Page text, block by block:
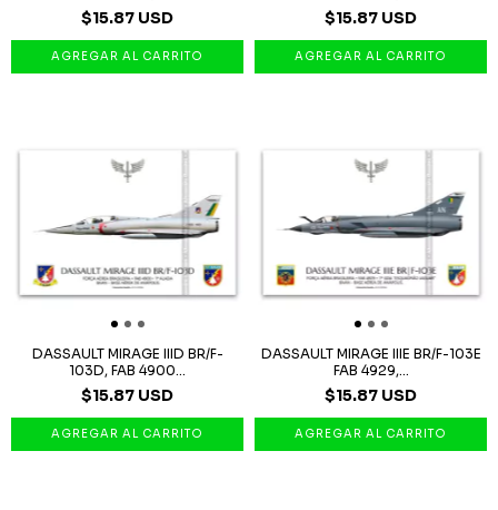
$15.87 USD $15.87 USD
DASSAULT MIRAGE IIID BR/F-
103D, FAB 4900...
$15.87 USD
DASSAULT MIRAGE IIIE BR/F-103E
FAB 4929,...
$15.87 USD